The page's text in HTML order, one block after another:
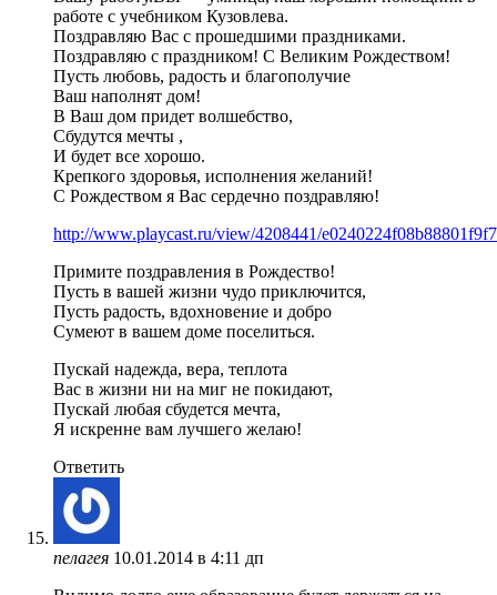
работе с учебником Кузовлева.
Поздравляю Вас с прошедшими праздниками.
Поздравляю с праздником! С Великим Рождеством!
Пусть любовь, радость и благополучие
Ваш наполнят дом!
В Ваш дом придет волшебство,
Сбудутся мечты ,
И будет все хорошо.
Крепкого здоровья, исполнения желаний!
С Рождеством я Вас сердечно поздравляю!
http://www.playcast.ru/view/4208441/
Примите поздравления в Рождество!
Пусть в вашей жизни чудо приключится,
Пусть радость, вдохновение и добро
Сумеют в вашем доме поселиться.
Пускай надежда, вера, теплота
Вас в жизни ни на миг не покидают,
Пускай любая сбудется мечта,
Я искренне вам лучшего желаю!
Ответить
пелагея 10.01.2014 в 4:11 дп